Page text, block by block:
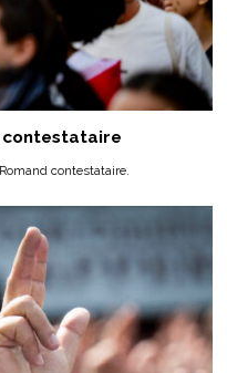
contestataire
contestataire.